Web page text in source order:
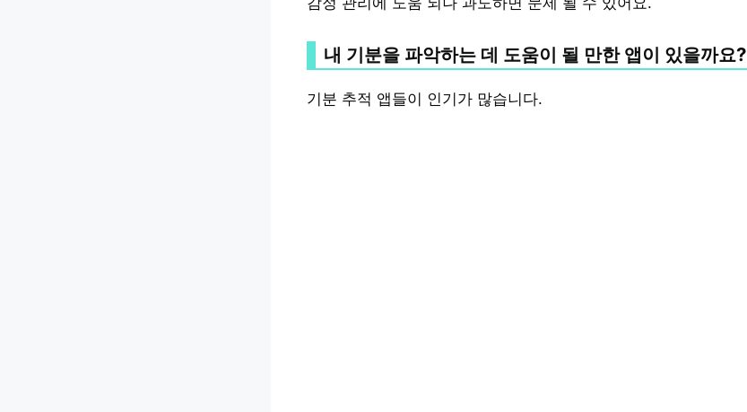
내 기분을 파악하는 데 도움이 될 만한 앱이 있을까요?
기분 추적 앱들이 인기가 많습니다.